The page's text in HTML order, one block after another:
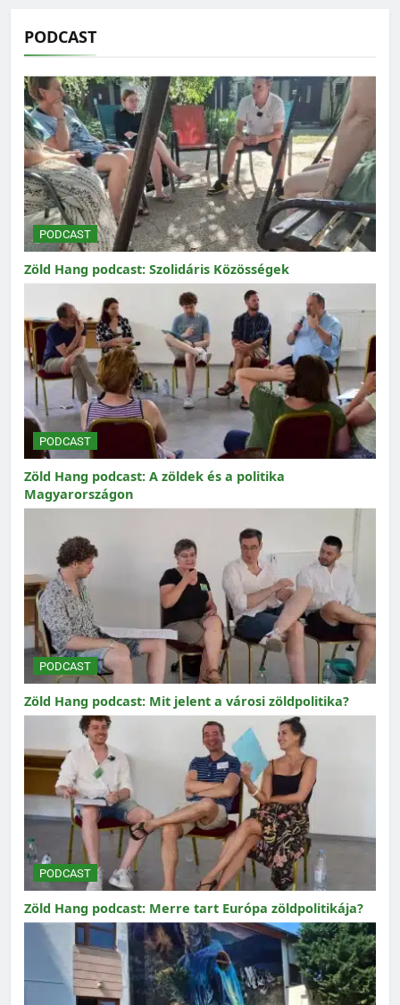
PODCAST
PODCAST
Zöld Hang podcast: Szolidáris Közösségek
PODCAST
Zöld Hang podcast: A zöldek és a politika
Magyarországon
PODCAST
Zöld Hang podcast: Mit jelent a városi zöldpolitika?
PODCAST
Zöld Hang podcast: Merre tart Európa zöldpolitikája?